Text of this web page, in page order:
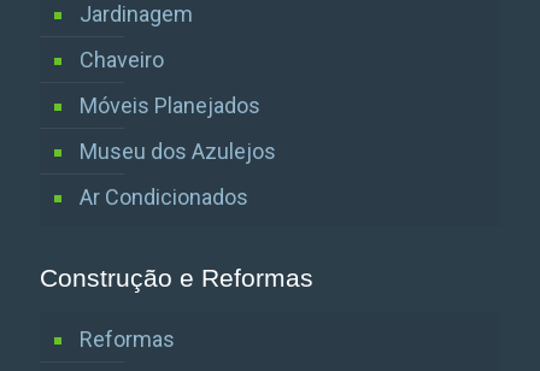
Jardinagem
Chaveiro
Móveis Planejados
Museu dos Azulejos
Ar Condicionados
Construção e Reformas
Reformas